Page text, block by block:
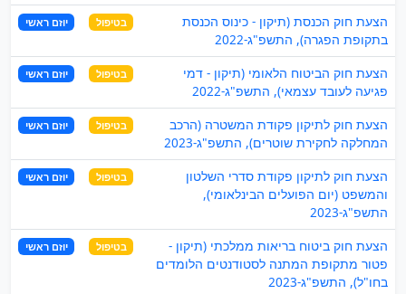
הצעת חוק הכנסת (תיקון - כינוס הכנסת
בתקופת הפגרה), התשפ"ג-2022
בטיפול יוזם ראשי
הצעת חוק הביטוח הלאומי (תיקון - דמי
פגיעה לעובד עצמאי), התשפ"ג-2022
בטיפול יוזם ראשי
הצעת חוק לתיקון פקודת המשטרה (הרכב
המחלקה לחקירת שוטרים), התשפ"ג-2023
בטיפול יוזם ראשי
הצעת חוק לתיקון פקודת סדרי השלטון
והמשפט (יום הפועלים הבינלאומי),
התשפ"ג-2023
בטיפול יוזם ראשי
הצעת חוק ביטוח בריאות ממלכתי (תיקון -
פטור מתקופת המתנה לסטודנטים הלומדים
בחו"ל), התשפ"ג-2023
בטיפול יוזם ראשי